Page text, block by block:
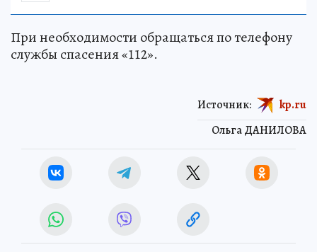
При необходимости обращаться по телефону
службы спасения «112».
Ольга ДАНИЛОВА
Источник: kp.ru